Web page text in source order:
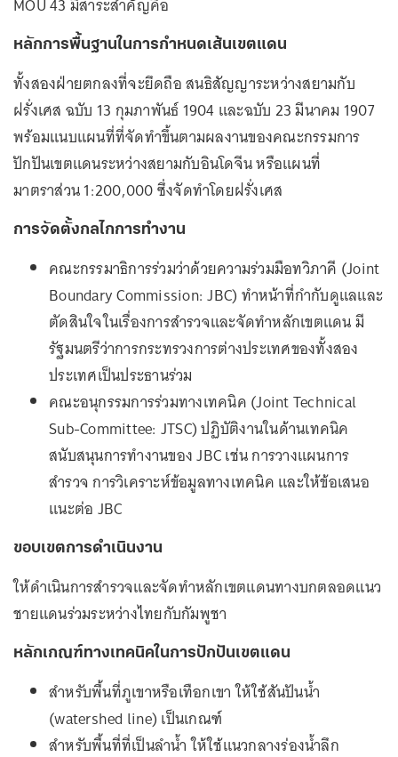
MOU 43 มีสาระสำคัญคือ
หลักการพื้นฐานในการกำหนดเส้นเขตแดน
ทั้งสองฝ่ายตกลงที่จะยึดถือ สนธิสัญญาระหว่างสยามกับ
ฝรั่งเศส ฉบับ 13 กุมภาพันธ์ 1904 และฉบับ 23 มีนาคม 1907
พร้อมแนบแผนที่ที่จัดทำขึ้นตามผลงานของคณะกรรมการ
ปักปันเขตแดนระหว่างสยามกับอินโดจีน หรือแผนที่
มาตราส่วน 1:200,000 ซึ่งจัดทำโดยฝรั่งเศส
การจัดตั้งกลไกการทำงาน
คณะกรรมาธิการร่วมว่าด้วยความร่วมมือทวิภาคี (Joint
Boundary Commission: JBC) ทำหน้าที่กำกับดูแลและ
ตัดสินใจในเรื่องการสำรวจและจัดทำหลักเขตแดน มี
รัฐมนตรีว่าการกระทรวงการต่างประเทศของทั้งสอง
ประเทศเป็นประธานร่วม
คณะอนุกรรมการร่วมทางเทคนิค (Joint Technical
Sub-Committee: JTSC) ปฏิบัติงานในด้านเทคนิค
สนับสนุนการทำงานของ JBC เช่น การวางแผนการ
สำรวจ การวิเคราะห์ข้อมูลทางเทคนิค และให้ข้อเสนอ
แนะต่อ JBC
ขอบเขตการดำเนินงาน
ให้ดำเนินการสำรวจและจัดทำหลักเขตแดนทางบกตลอดแนว
ชายแดนร่วมระหว่างไทยกับกัมพูชา
หลักเกณฑ์ทางเทคนิคในการปักปันเขตแดน
สำหรับพื้นที่ภูเขาหรือเทือกเขา ให้ใช้สันปันน้ำ
(watershed line) เป็นเกณฑ์
สำหรับพื้นที่ที่เป็นลำน้ำ ให้ใช้แนวกลางร่องน้ำลึก